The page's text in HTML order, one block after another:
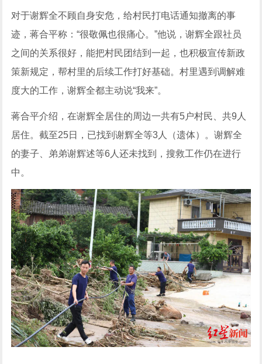
对于谢辉全不顾自身安危，给村民打电话通知撤离的事
迹，蒋合平称：“很敬佩也很痛心。”他说，谢辉全跟社员
之间的关系很好，能把村民团结到一起，也积极宣传新政
策新规定，帮村里的后续工作打好基础。村里遇到调解难
度大的工作，谢辉全都主动说“我来”。
蒋合平介绍，在谢辉全居住的周边一共有5户村民、共9人
居住。截至25日，已找到谢辉全等3人（遗体）。谢辉全
的妻子、弟弟谢辉述等6人还未找到，搜救工作仍在进行
中。